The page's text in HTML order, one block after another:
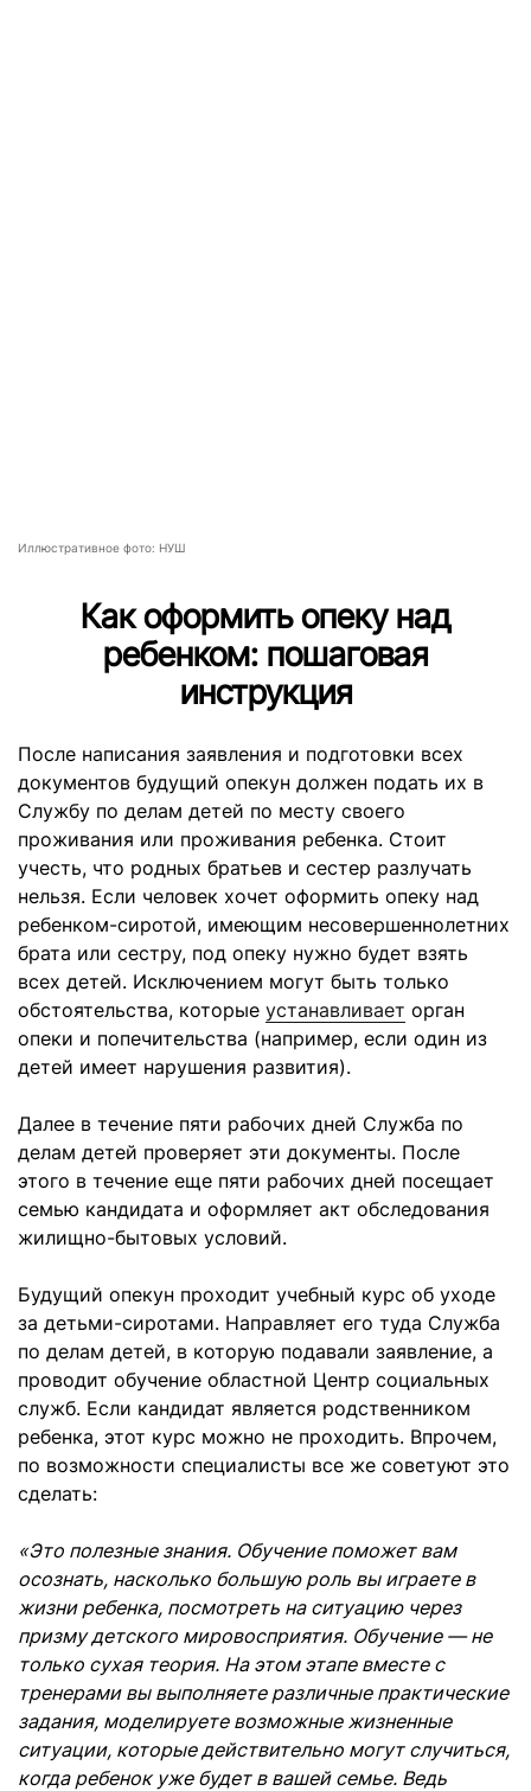
Иллюстративное фото: НУШ
Как оформить опеку над
ребенком: пошаговая
инструкция
После написания заявления и подготовки всех
документов будущий опекун должен подать их в
Службу по делам детей по месту своего
проживания или проживания ребенка. Стоит
учесть, что родных братьев и сестер разлучать
нельзя. Если человек хочет оформить опеку над
ребенком-сиротой, имеющим несовершеннолетних
брата или сестру, под опеку нужно будет взять
всех детей. Исключением могут быть только
обстоятельства, которые устанавливает орган
опеки и попечительства (например, если один из
детей имеет нарушения развития).
Далее в течение пяти рабочих дней Служба по
делам детей проверяет эти документы. После
этого в течение еще пяти рабочих дней посещает
семью кандидата и оформляет акт обследования
жилищно-бытовых условий.
Будущий опекун проходит учебный курс об уходе
за детьми-сиротами. Направляет его туда Служба
по делам детей, в которую подавали заявление, а
проводит обучение областной Центр социальных
служб. Если кандидат является родственником
ребенка, этот курс можно не проходить. Впрочем,
по возможности специалисты все же советуют это
сделать:
«Это полезные знания. Обучение поможет вам
осознать, насколько большую роль вы играете в
жизни ребенка, посмотреть на ситуацию через
призму детского мировосприятия. Обучение — не
только сухая теория. На этом этапе вместе с
тренерами вы выполняете различные практические
задания, моделируете возможные жизненные
ситуации, которые действительно могут случиться,
когда ребенок уже будет в вашей семье. Ведь